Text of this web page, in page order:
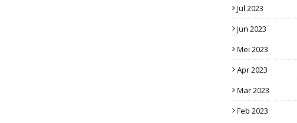
Jul 2023
Jun 2023
Mei 2023
Apr 2023
Mar 2023
Feb 2023